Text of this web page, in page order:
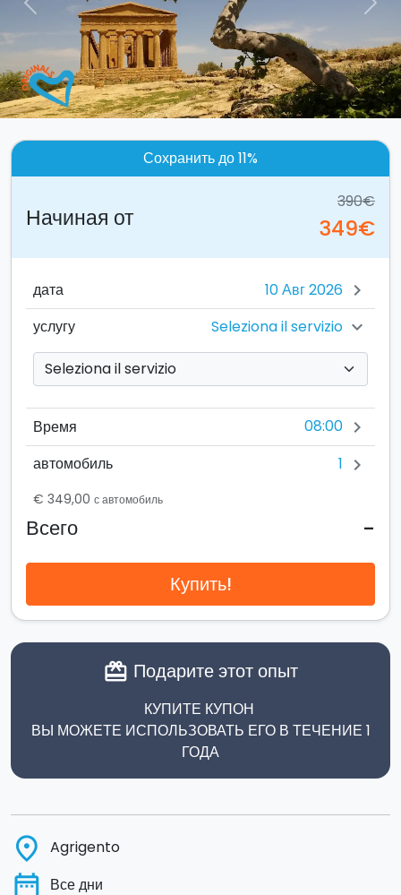
Previous Next
Сохранить до 11%
Начиная от
390€
349€
дата chevron_right
услугу Seleziona il servizio chevron_right
Время 08:00 chevron_right
автомобиль 1 chevron_right
€ 349,00 с автомобиль
Всего -
Купить!
card_giftcard Подарите этот опыт
КУПИТЕ КУПОН
ВЫ МОЖЕТЕ ИСПОЛЬЗОВАТЬ ЕГО В ТЕЧЕНИЕ 1
ГОДА
place Agrigento
date_range Все дни